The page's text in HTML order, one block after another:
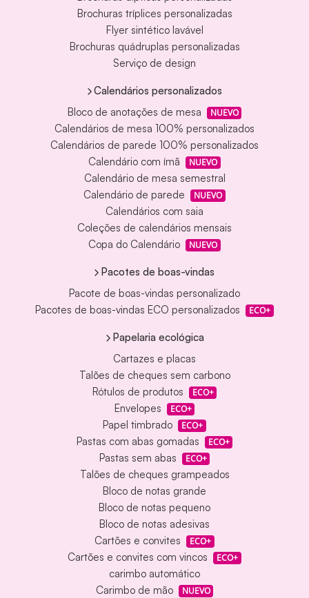
Brochuras tríplices personalizadas
Flyer sintético lavável
Brochuras quádruplas personalizadas
Serviço de design
Calendários personalizados
Bloco de anotações de mesa
NUEVO
Calendários de mesa 100% personalizados
Calendários de parede 100% personalizados
Calendário com ímã
NUEVO
Calendário de mesa semestral
Calendário de parede
NUEVO
Calendários com saia
Coleções de calendários mensais
Copa do Calendário
NUEVO
Pacotes de boas-vindas
Pacote de boas-vindas personalizado
Pacotes de boas-vindas ECO personalizados
ECO+
Papelaria ecológica
Cartazes e placas
Talões de cheques sem carbono
Rótulos de produtos
ECO+
Envelopes ECO+
Papel timbrado ECO+
Pastas com abas gomadas ECO+
Pastas sem abas ECO+
Talões de cheques grampeados
Bloco de notas grande
Bloco de notas pequeno
Bloco de notas adesivas
Cartões e convites
ECO+
Cartões e convites com vincos ECO+
carimbo automático
Carimbo de mão
NUEVO